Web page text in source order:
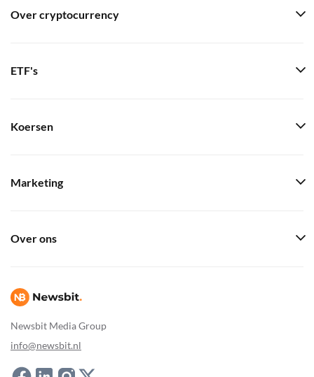
Newsbit Media Group
info@newsbit.nl
Over cryptocurrency
ETF's
Koersen
Marketing
Over ons